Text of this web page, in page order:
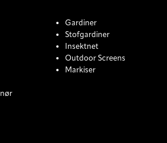
Gardiner
Stofgardiner
Insektnet
Outdoor Screens
Markiser